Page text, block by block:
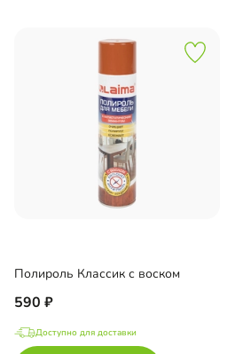
Полироль Классик с воском
590
Доступно для доставки